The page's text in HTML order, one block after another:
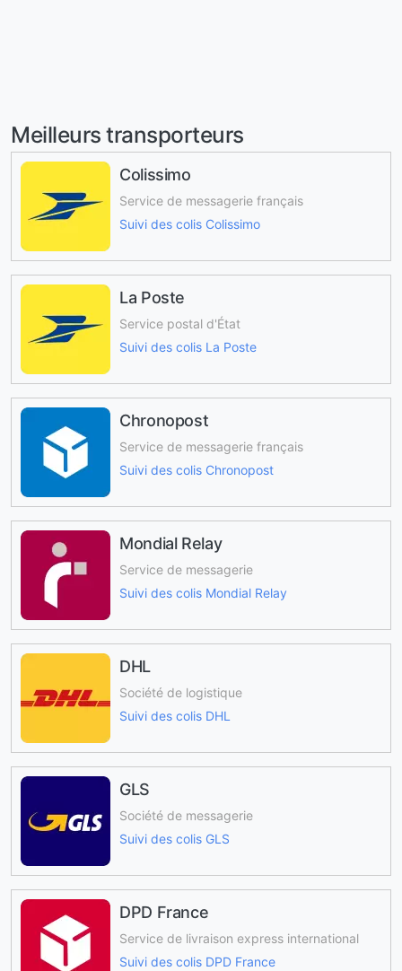
Meilleurs transporteurs
Colissimo
Service de messagerie français
Suivi des colis Colissimo
La Poste
Service postal d'État
Suivi des colis La Poste
Chronopost
Service de messagerie français
Suivi des colis Chronopost
Mondial Relay
Service de messagerie
Suivi des colis Mondial Relay
DHL
Société de logistique
Suivi des colis DHL
GLS
Société de messagerie
Suivi des colis GLS
DPD France
Service de livraison express international
Suivi des colis DPD France